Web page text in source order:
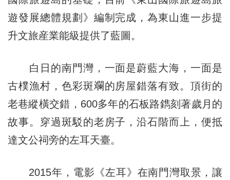
遊發展總體規劃》編制完成，為東山進一步提
升文旅産業能級提供了藍圖。
白日的南門灣，一面是蔚藍大海，一面是
古樸漁村，色彩斑斕的房屋錯落有致。頂街的
老巷縱橫交錯，600多年的石板路鐫刻著歲月的
故事。穿過斑駁的老房子，沿石階而上，便抵
達文公祠旁的左耳天臺。
2015年，電影《左耳》在南門灣取景，讓